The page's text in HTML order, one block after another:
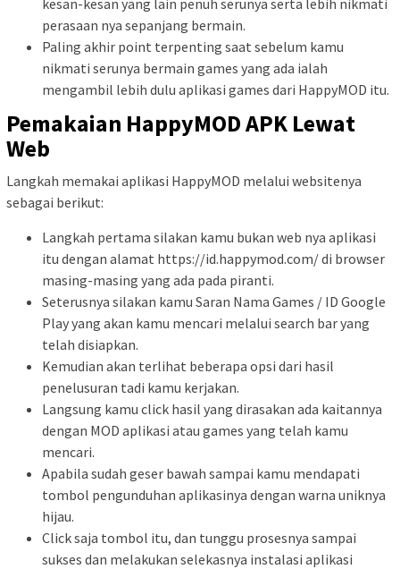
kesan-kesan yang lain penuh serunya serta lebih nikmati
perasaan nya sepanjang bermain.
Paling akhir point terpenting saat sebelum kamu
nikmati serunya bermain games yang ada ialah
mengambil lebih dulu aplikasi games dari HappyMOD itu.
Pemakaian HappyMOD APK Lewat
Web
Langkah memakai aplikasi HappyMOD melalui websitenya
sebagai berikut:
Langkah pertama silakan kamu bukan web nya aplikasi
itu dengan alamat https://id.happymod.com/ di browser
masing-masing yang ada pada piranti.
Seterusnya silakan kamu Saran Nama Games / ID Google
Play yang akan kamu mencari melalui search bar yang
telah disiapkan.
Kemudian akan terlihat beberapa opsi dari hasil
penelusuran tadi kamu kerjakan.
Langsung kamu click hasil yang dirasakan ada kaitannya
dengan MOD aplikasi atau games yang telah kamu
mencari.
Apabila sudah geser bawah sampai kamu mendapati
tombol pengunduhan aplikasinya dengan warna uniknya
hijau.
Click saja tombol itu, dan tunggu prosesnya sampai
sukses dan melakukan selekasnya instalasi aplikasi